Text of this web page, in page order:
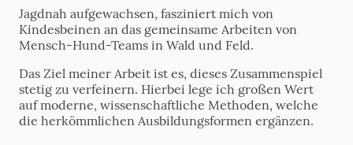
Jagdnah aufgewachsen, fasziniert mich von
Kindesbeinen an das gemeinsame Arbeiten von
Mensch-Hund-Teams in Wald und Feld.
Das Ziel meiner Arbeit ist es, dieses Zusammenspiel
stetig zu verfeinern. Hierbei lege ich großen Wert
auf moderne, wissenschaftliche Methoden, welche
die herkömmlichen Ausbildungsformen ergänzen.